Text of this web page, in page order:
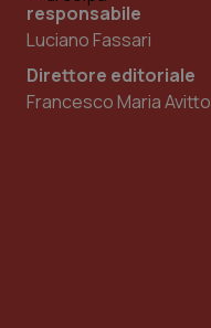
responsabile
Luciano Fassari
Direttore editoriale
Francesco Maria Avitto
_ga_KM60CM4NPH